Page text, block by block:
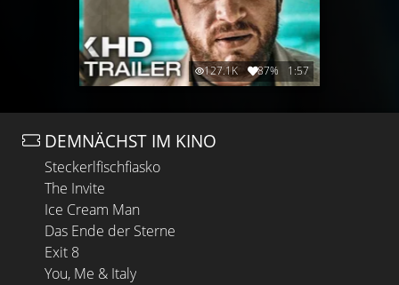
127.1K 87% 1:57
DEMNÄCHST IM KINO
Steckerlfischfiasko
The Invite
Ice Cream Man
Das Ende der Sterne
Exit 8
You, Me & Italy